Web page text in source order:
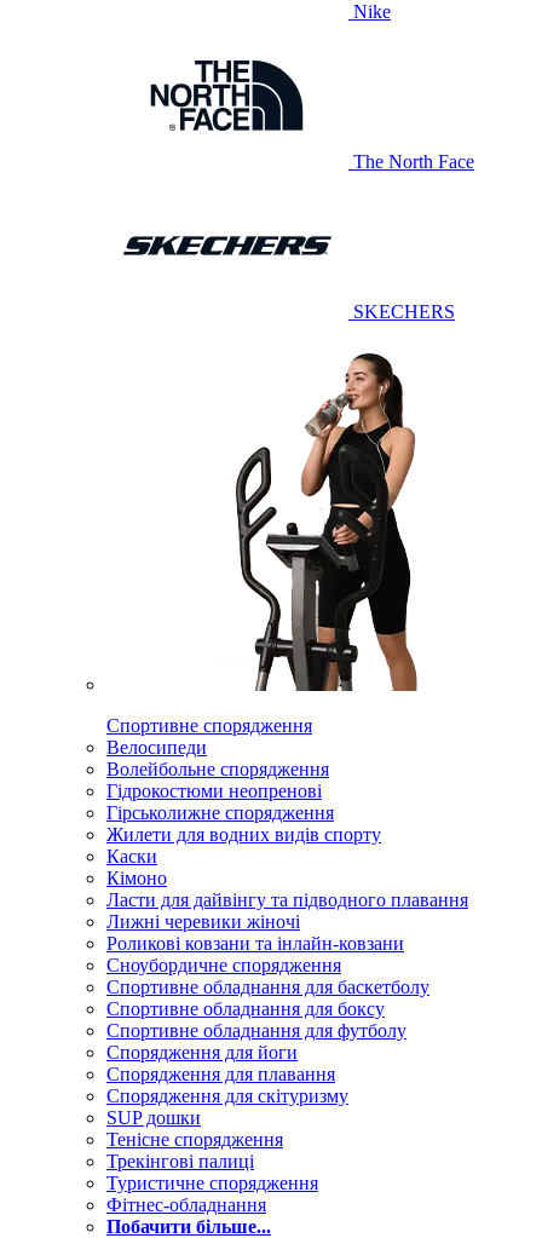
Nike
The North Face
SKECHERS
Спортивне спорядження
Велосипеди
Волейбольне спорядження
Гідрокостюми неопренові
Гірськолижне спорядження
Жилети для водних видів спорту
Каски
Кімоно
Ласти для дайвінгу та підводного плавання
Лижні черевики жіночі
Роликові ковзани та інлайн-ковзани
Сноубордичне спорядження
Спортивне обладнання для баскетболу
Спортивне обладнання для боксу
Спортивне обладнання для футболу
Спорядження для йоги
Спорядження для плавання
Спорядження для скітуризму
SUP дошки
Тенісне спорядження
Трекінгові палиці
Туристичне спорядження
Фітнес-обладнання
Побачити більше...